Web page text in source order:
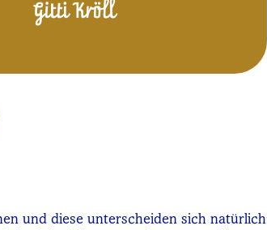
Gitti Kröll
und diese unterscheiden sich natürlich